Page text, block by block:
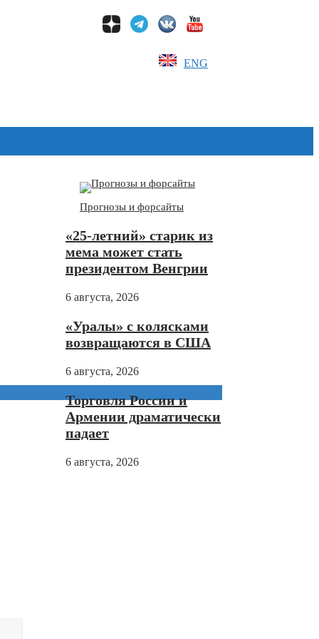
ENG
Прогнозы и форсайты
«25-летний» старик из
мема может стать
президентом Венгрии
6 августа, 2026
«Уралы» с колясками
возвращаются в США
6 августа, 2026
Торговля России и
Армении драматически
падает
6 августа, 2026